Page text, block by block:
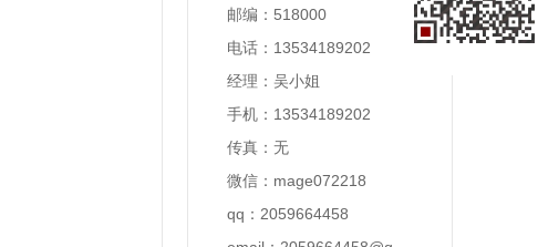
邮编：518000
电话：13534189202
经理：吴小姐
手机：13534189202
传真：无
微信：mage072218
qq：2059664458